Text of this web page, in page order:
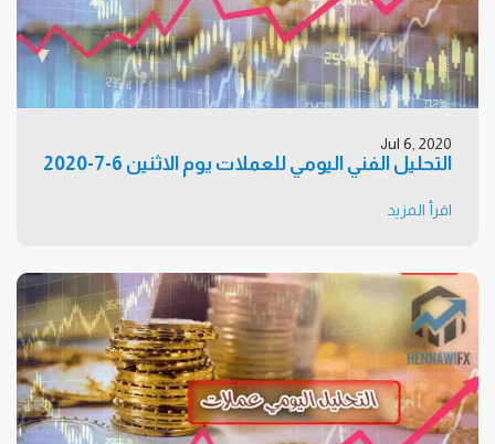
Jul 6, 2020
التحليل الفني اليومي للعملات يوم الاثنين 6-7-2020
اقرأ المزيد